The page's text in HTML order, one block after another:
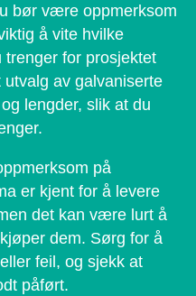
bør være oppmerksom
å vite hvilke
for prosjektet
av galvaniserte
lengder, slik at du
på
er kjent for å levere
det kan være lurt å
dem. Sørg for å
feil, og sjekk at
påført.